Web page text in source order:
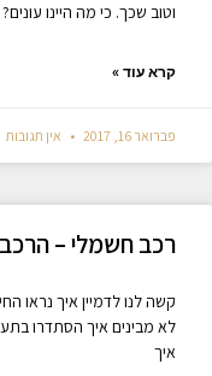
וטוב שכך. כי מה היינו
קרא עוד »
פברואר 16, 2017 אין תגובות
רכב חשמלי – הרכב
קשה לנו לדמיין איך נראו
לא מבינים איך הסתדרו
איך